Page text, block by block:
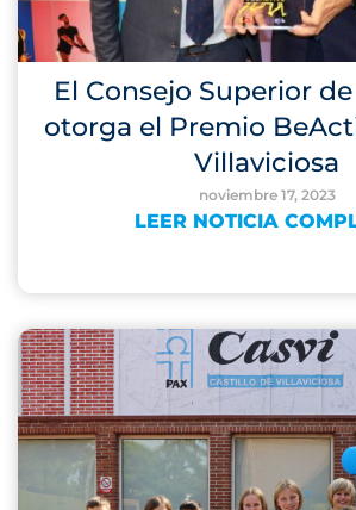
El Consejo Superior
otorga el Premio
Villaviciosa
noviembre 17, 2023
LEER NOTICIA